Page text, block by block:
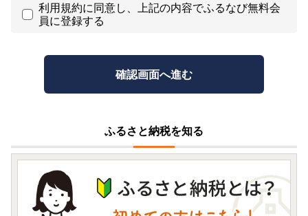
利用規約に同意し、上記の内容でふるなび無料会
員に登録する
ふるさと納税を知る